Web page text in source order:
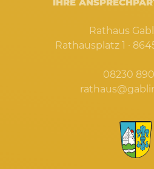
Rathaus
Rathausplatz 1 ·
08230